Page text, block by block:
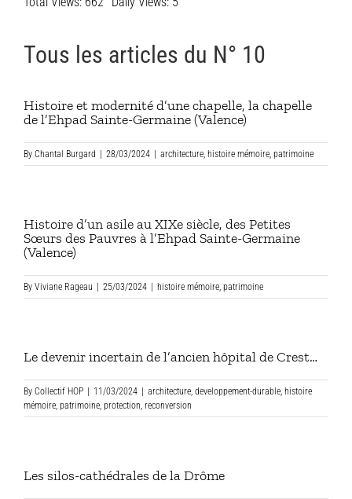
Tous les articles du N° 10
Histoire et modernité d’une chapelle, la chapelle
de l’Ehpad Sainte-Germaine (Valence)
By Chantal Burgard 28/03/2024 architecture, histoire mémoire, patrimoine
Histoire d’un asile au XIXe siècle, des Petites
Sœurs des Pauvres à l’Ehpad Sainte-Germaine
(Valence)
By Viviane Rageau 25/03/2024 histoire mémoire, patrimoine
Le devenir incertain de l’ancien hôpital de Crest…
By Collectif HOP 11/03/2024 architecture, developpement-durable, histoire
mémoire, patrimoine, protection, reconversion
Les silos-cathédrales de la Drôme